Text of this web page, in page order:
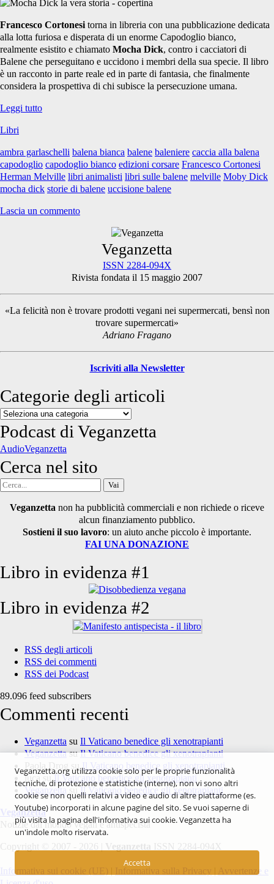
Francesco Cortonesi torna in libreria con una pubblicazione dedicata
alla lotta furiosa e disperata di un enorme Capodoglio bianco,
realmente esistito e chiamato Mocha Dick, contro i cacciatori di
Balene che perseguitano e uccidono i membri della sua specie. Il libro
è un racconto in parte reale ed in parte di fantasia, che finalmente
considera la prospettiva di chi subisce la persecuzione umana.
Leggi tuttoLibri:
vera
storia
Libri
ambra garlaschelli balena bianca balene baleniere caccia alla balena
capodoglio capodoglio bianco edizioni corsare Francesco Cortonesi
Herman Melville libri animalisti libri sulle balene melville Moby Dick
mocha dick storie di balene uccisione balene
Lascia un commento
Sidebar
Veganzetta
ISSN 2284-094X
Rivista fondata il 15 maggio 2007
«La felicità non è trovare prodotti vegani nei supermercati, bensì non
trovare supermercati»
Adriano Fragano
Iscriviti alla Newsletter
Categorie degli articoli
Categorie
degli
articoli
Podcast di Veganzetta
AudioVeganzetta
Cerca nel sito
Cerca
Veganzetta non ha pubblicità commerciali e non richiede o riceve
alcun finanziamento pubblico.
Sostieni il suo lavoro: un aiuto anche piccolo è importante.
FAI UNA DONAZIONE
Libro in evidenza #1
Libro in evidenza #2
RSS degli articoli
RSS dei commenti
RSS dei Podcast
89.096 feed subscribers
Commenti recenti
Veganzetta su Il Vaticano benedice gli xenotrapianti
VeganzettasuIl Vaticano benedice gli xenotrapianti
Paola Drog suIl Vaticano benedice gli xenotrapianti
luca suIl Vaticano benedice gli xenotrapianti
Veganzetta su Il Vaticano benedice gli xenotrapianti
Veganzetta
Notizie dal mondo vegan e antispecista
Copyright © 2007 - 2026 | Veganzetta ISSN 2284-094X
Informativa sui cookie (UE) Informativa sulla Privacy
Avvertenze e
Veganzetta.org utilizza cookie solo per le proprie funzionalità
tecniche, di protezione e statistiche (interne), non vi sono altri
cookie se non quelli relativi a video e audio di altre piattaforme (es.
Youtube) incorporati in alcune pagine del sito. Se vuoi saperne di
più visita la pagina dell'infornativa sui cookie. Veganzetta ha
un'indole molto riservata.
Accetta